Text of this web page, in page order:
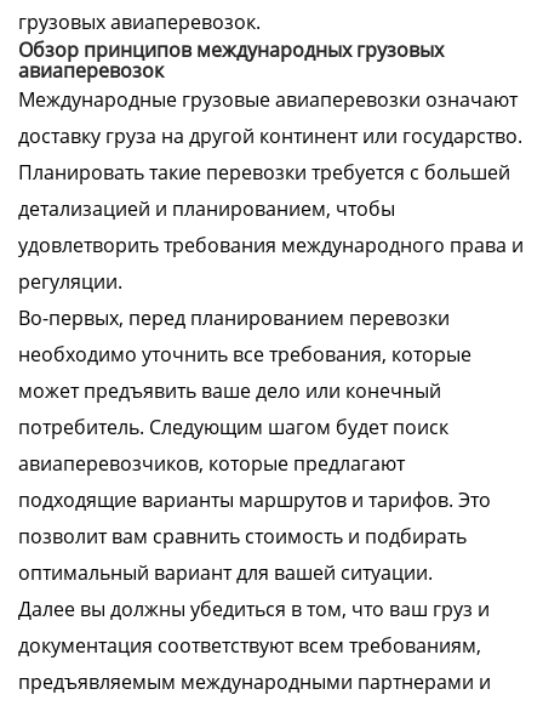
грузовых авиаперевозок.
Обзор принципов международных грузовых
авиаперевозок
Международные грузовые авиаперевозки означают
доставку груза на другой континент или государство.
Планировать такие перевозки требуется с большей
детализацией и планированием, чтобы
удовлетворить требования международного права и
регуляции.
Во-первых, перед планированием перевозки
необходимо уточнить все требования, которые
может предъявить ваше дело или конечный
потребитель. Следующим шагом будет поиск
авиаперевозчиков, которые предлагают
подходящие варианты маршрутов и тарифов. Это
позволит вам сравнить стоимость и подбирать
оптимальный вариант для вашей ситуации.
Далее вы должны убедиться в том, что ваш груз и
документация соответствуют всем требованиям,
предъявляемым международными партнерами и